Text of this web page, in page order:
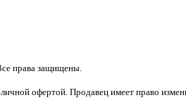
права защищены.
офертой. Продавец имеет право